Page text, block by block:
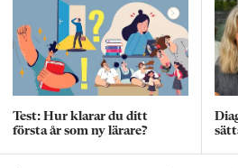
Test: Hur klarar du ditt
första år som ny lärare?